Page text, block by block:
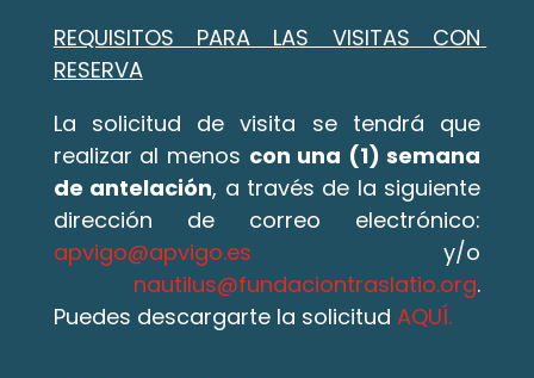
REQUISITOS PARA LAS VISITAS CON
RESERVA
La solicitud de visita se tendrá que
realizar al menos con una (1) semana
de antelación, a través de la siguiente
apvigo@apvigo.es y/o
nautilus@fundaciontraslatio.org.
Puedes descargarte la solicitud AQUÍ.